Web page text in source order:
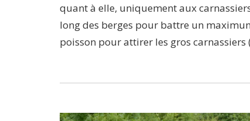
quant à elle, uniquement aux
long des berges pour battre un
poisson pour attirer les gros carnassiers